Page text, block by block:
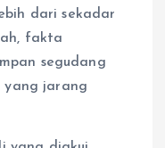
dari sekadar
fakta
segudang
yang jarang